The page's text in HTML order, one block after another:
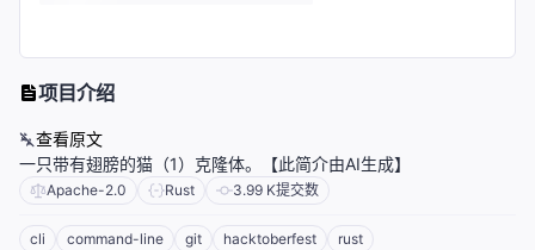
项目介绍
查看原文
一只带有翅膀的猫（1）克隆体。【此简介由AI生成】
Apache-2.0 Rust 3.99 K提交数
cli command-line git hacktoberfest
rust